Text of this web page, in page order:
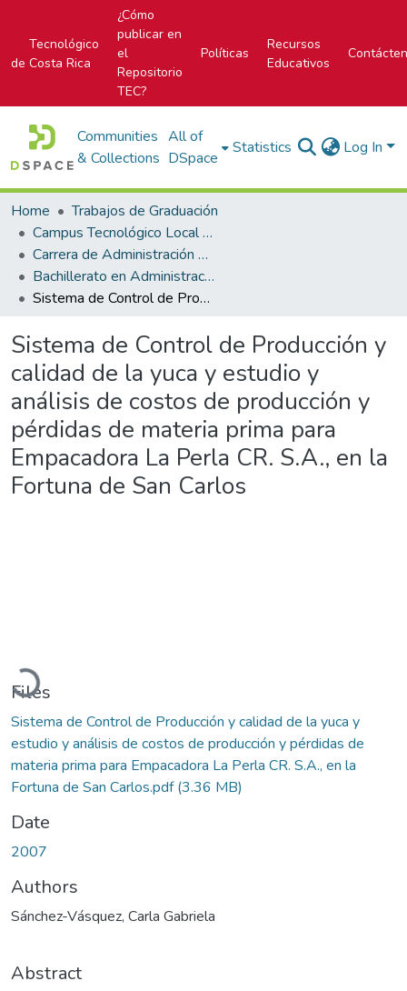
Tecnológico
de Costa Rica
¿Cómo
publicar en
el
Repositorio
TEC?
Políticas
Recursos
Educativos
Communities
& Collections
All of
DSpace
Statistics Log In
Home
Trabajos de Graduación
Campus Tecnológico Local San Carlos
Carrera de Administración de Empresas
Bachillerato en Administración de Empresas
Sistema de Control de Producción y calidad de la yuca y estudio y análisis de costos de producción y pérdidas de materia prima para Empacadora La Perla CR. S.A., en la Fortuna de San Carlos
Sistema de Control de Producción y
calidad de la yuca y estudio y
análisis de costos de producción y
pérdidas de materia prima para
Empacadora La Perla CR. S.A., en la
Fortuna de San Carlos
Loading...
Files
Sistema de Control de Producción y calidad de la yuca y
estudio y análisis de costos de producción y pérdidas de
materia prima para Empacadora La Perla CR. S.A., en la
Fortuna de San Carlos.pdf(3.36 MB)
Date
2007
Authors
Sánchez-Vásquez, Carla Gabriela
Abstract